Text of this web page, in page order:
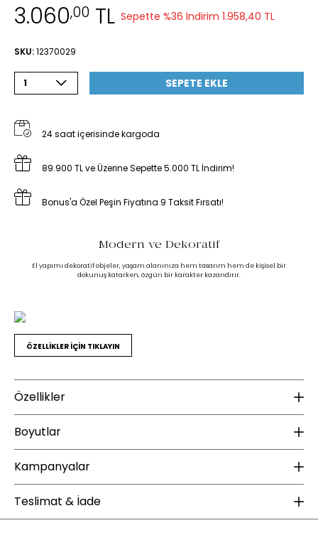
3.060,00 TL Sepette %36 İndirim 1.958,40 TL
SKU:12370029
1 SEPETE EKLE
24 saat içerisinde kargoda
89.900 TL ve Üzerine Sepette 5.000 TL İndirim!
Bonus'a Özel Peşin Fiyatına 9 Taksit Fırsatı!
Modern ve Dekoratif
El yapımı dekoratif objeler, yaşam alanınıza hem tasarım hem de kişisel bir
dokunuş katarken, özgün bir karakter kazandırır.
ÖZELLİKLER İÇİN TIKLAYIN
Özellikler
Gövde Malzeme Bilgisi : Metal
Ek Bilgiler
Boyutlar
Yükseklik (mm) :
Kampanyalar
YENİ ÜYE KAMPANYASI
Teslimat & İade